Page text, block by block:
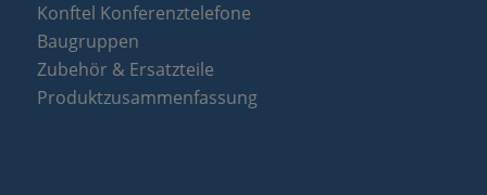
Konftel Konferenztelefone
Baugruppen
Zubehör & Ersatzteile
Produktzusammenfassung